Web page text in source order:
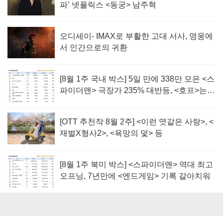
파’ 넷플릭스 <동궁> 남주혁
오디세이- IMAX로 부활한 고대 서사, 영웅에
서 인간으로의 귀환
[8월 1주 국내 박스] 5일 만에 338만 모은 <스
파이더맨> 극장가 235% 대반등, <호프>는
[OTT 추천작 8월 2주] <이런 엿같은 사랑>, <
재벌X형사2>, <욕망의 덫> 등
[8월 1주 북미 박스] <스파이더맨> 역대 최고
오프닝, 7년만에 <엔드게임> 기록 갈아치워